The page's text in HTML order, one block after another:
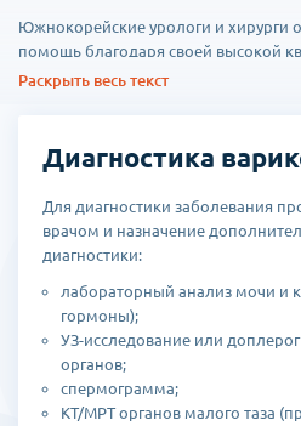
Южнокорейские урологи и хирурги
помощь благодаря своей высокой
современному оснащению клиник, а
заболевания и подбирает лечение
возможно только хирургическим
дополняться медикаментозной
изменением режима питания. Из
может быть выбран любой из
склеротерапия (склеивание
резекция проблемного участка
Раскрыть весь текст
Диагностика
Для диагностики заболевания
врачом и назначение
диагностики:
лабораторный анализ мочи и
гормоны);
УЗ-исследование или
органов;
спермограмма;
КТ/МРТ органов малого таза